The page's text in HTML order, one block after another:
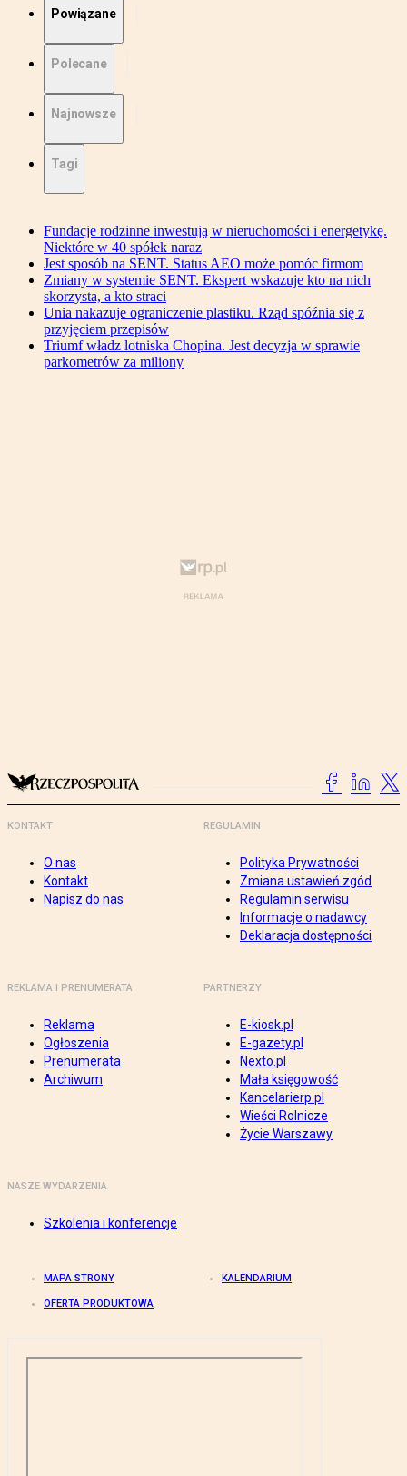
Powiązane
Polecane
Najnowsze
Tagi
Fundacje rodzinne inwestują w nieruchomości i energetykę.
Niektóre w 40 spółek naraz
Jest sposób na SENT. Status AEO może pomóc firmom
Zmiany w systemie SENT. Ekspert wskazuje kto na nich
skorzysta, a kto straci
Unia nakazuje ograniczenie plastiku. Rząd spóźnia się z
przyjęciem przepisów
Triumf władz lotniska Chopina. Jest decyzja w sprawie
parkometrów za miliony
KONTAKT
O nas
Kontakt
Napisz do nas
REGULAMIN
Polityka Prywatności
Zmiana ustawień zgód
Regulamin serwisu
Informacje o nadawcy
Deklaracja dostępności
REKLAMA I PRENUMERATA
Reklama
Ogłoszenia
Prenumerata
Archiwum
PARTNERZY
E-kiosk.pl
E-gazety.pl
Nexto.pl
Mała księgowość
Kancelarierp.pl
Wieści Rolnicze
Życie Warszawy
NASZE WYDARZENIA
Szkolenia i konferencje
MAPA STRONY KALENDARIUM
OFERTA PRODUKTOWA